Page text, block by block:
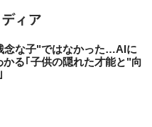
念な子"ではなかった…AIに
かる｢子供の隠れた才能と"向